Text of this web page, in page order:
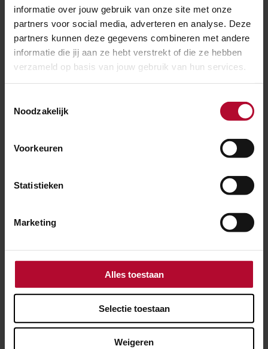
informatie over jouw gebruik van onze site met onze
partners voor social media, adverteren en analyse. Deze
partners kunnen deze gegevens combineren met andere
informatie die jij aan ze hebt verstrekt of die ze hebben
verzameld op basis van jouw gebruik van hun services.
Noodzakelijk
Voorkeuren
Statistieken
Marketing
Alles toestaan
Selectie toestaan
Weigeren
Nieuwe plek voor het plantje Wilde Averuit